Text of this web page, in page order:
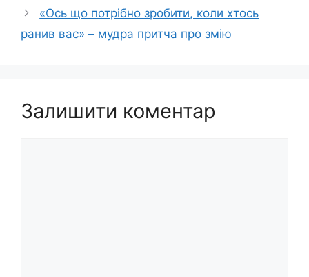
«Ось що потрібно зробити, коли хтось
pанив вас» – мудра притча про змію
Залишити коментар